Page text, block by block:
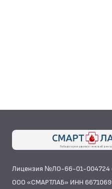
Лицензия №ЛО-66-01-004724
ООО «СМАРТЛАБ» ИНН